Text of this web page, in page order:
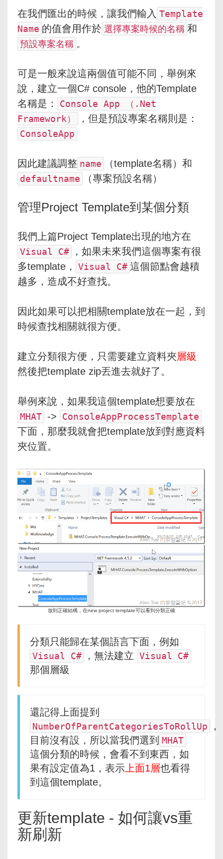
在我們匯出的時候，讓我們輸入 Template
Name 的值會用作於 選擇專案時候的名稱 和
預設專案名稱 。
可是一般來說這兩個值可能不同，舉例來
說，建立一個C# console，他的Template
名稱是：
Console App （.Net
Framework）
，但是預設專案名稱則是：
ConsoleApp
因此建議調整 name （template名稱）和
defaultname （專案預設名稱）
管理Project Template到某個分類
我們上篇Project Template出現的地方在
Visual C#
，如果未來我們這個專案有很
多template，
Visual C# 這個節點會越積
越多，造成不好查找。
因此如果可以把相關template放在一起，到
時候查找相關就很方便。
建立分類很方便，只需要建立資料夾層級
然後把template zip丟進去就好了。
舉例來說，如果我這個template想要放在
MHAT -> ConsoleAppProcessTemplate
下面，那麼我就會把template放到對應資料
夾位置。
放到正確結構，在new project template可以看到分類正確
分類只能歸在某個語言下面，例如
Visual C# ，無法建立 Visual C#
那個層級
還記得上面提到
NumberOfParentCategoriesToRollUp
，
目前沒有設，所以當我們選到 MHAT
這個分類的時候，會看不到東西，如
果有設定值為1，表示上面1層也看得
到這個template。
更新template - 如何讓vs重
新刷新